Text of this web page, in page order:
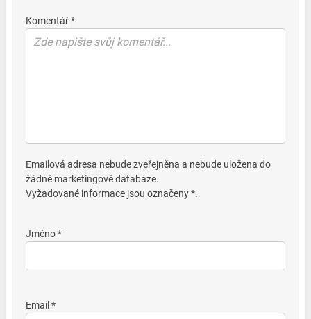
Komentář *
Emailová adresa nebude zveřejněna a nebude uložena do
žádné marketingové databáze.
Vyžadované informace jsou označeny *.
Jméno *
Email *